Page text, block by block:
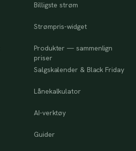
Billigste strøm
Strømpris-widget
Produkter — sammenlign
priser
Salgskalender & Black Friday
Lånekalkulator
AI-verktøy
Guider